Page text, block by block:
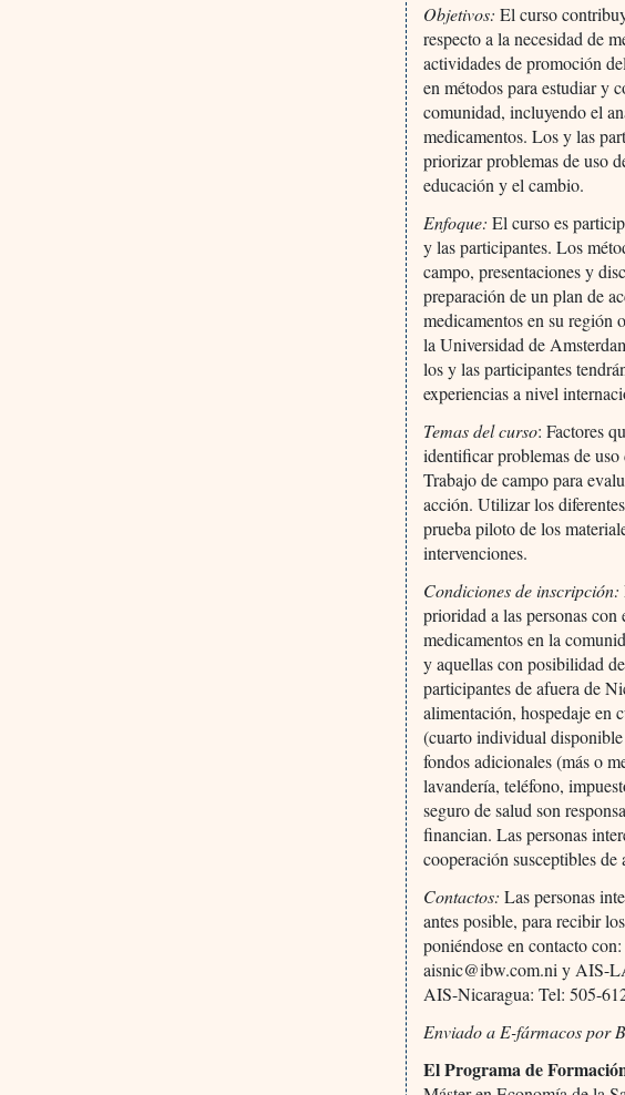
Objetivos: El curso
respecto a la necesidad de
actividades de promoción
en métodos para estudiar y
comunidad, incluyendo el
medicamentos. Los y las
priorizar problemas de uso
educación y el cambio.
Enfoque: El curso es
y las participantes. Los
campo, presentaciones y
preparación de un plan de
medicamentos en su región
la Universidad de
los y las participantes
experiencias a nivel
Temas del curso: Factores
identificar problemas de
Trabajo de campo para
acción. Utilizar los
prueba piloto de los
intervenciones.
Condiciones de inscripción:
prioridad a las personas
medicamentos en la
y aquellas con posibilidad
participantes de afuera de
alimentación, hospedaje en
(cuarto individual
fondos adicionales (más o
lavandería, teléfono,
seguro de salud son
financian. Las personas
cooperación susceptibles
Contactos: Las personas
antes posible, para recibir
poniéndose en contacto
aisnic@ibw.com.ni y AIS-
AIS-Nicaragua: Tel: 505-
Enviado a E-fármacos por
El Programa de